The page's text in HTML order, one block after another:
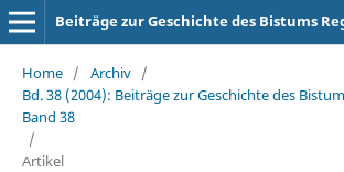
Beiträge zur Geschichte des Bistums
Home / Archiv /
Bd. 38 (2004): Beiträge zur Geschichte des
Band 38
/
Artikel